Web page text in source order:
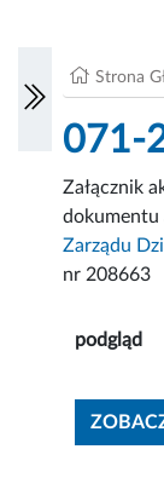
Strona
071-
Załącznik
dokumentu
Zarządu
nr 208663
podgląd